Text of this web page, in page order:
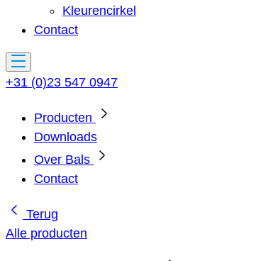
Kleurencirkel
Contact
+31 (0)23 547 0947
Producten
Downloads
Over Bals
Contact
Terug
Alle producten